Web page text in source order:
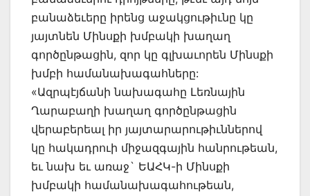
բանաձեւերը իրենց աջակցութիւնը կը
յայտնեն Մինսքի խմբակի խաղաղ
գործընթացին, զոր կը գլխաւորեն Մինսքի
խմբի համանախագահները:
«Ազրպէյճանի նախագահը Լեռնային
Ղարաբաղի խաղաղ գործընթացին
վերաբերեալ իր յայտարարութիւններով
կը հակադրուի միջազգային հանրութեան,
եւ նախ եւ առաջ` ԵԱՀԿ-ի Մինսքի
խմբակի համանախագահութեան,